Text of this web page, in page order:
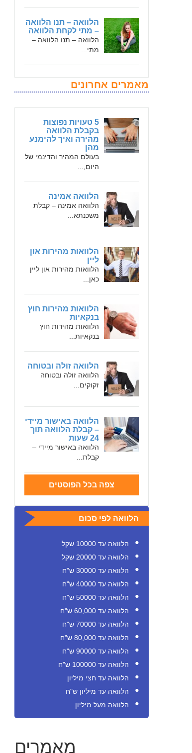
הלוואה – תנו הלוואה
– מתי לקחת הלוואה
הלוואה – תנו הלוואה –
מתי...
מאמרים אחרונים
5 טעויות נפוצות
בקבלת הלוואה
מהירה ואיך להימנע
מהן
בעולם המהיר והדינמי של
היום,...
הלוואה אמינה
הלוואה אמינה – קבלת
משכנתא...
הלוואות מהירות און
ליין
הלוואות מהירות און ליין
כאן...
הלוואות מהירות חוץ
בנקאיות
הלוואות מהירות חוץ
בנקאיות...
הלוואה זולה ובטוחה
הלוואה זולה ובטוחה
זקוקים...
הלוואה באישור מיידי
– קבלת הלוואה תוך
24 שעות
הלוואה באישור מיידי –
קבלת...
צפה בכל הפוסטים
הלוואה לפי סכום
הלוואה עד 10000 שקל
הלוואה עד 20000 שקל
הלוואה עד 30000 ש"ח
הלוואה עד 40000 ש"ח
הלוואה עד 50000 ש"ח
הלוואה עד 60,000 ש"ח
הלוואה עד 70000 ש"ח
הלוואה עד 80,000 ש"ח
הלוואה עד 90000 ש"ח
הלוואה עד 100000 ש"ח
הלוואה עד חצי מיליון
הלוואה עד מיליון ש"ח
הלוואה מעל מיליון
מאמרים